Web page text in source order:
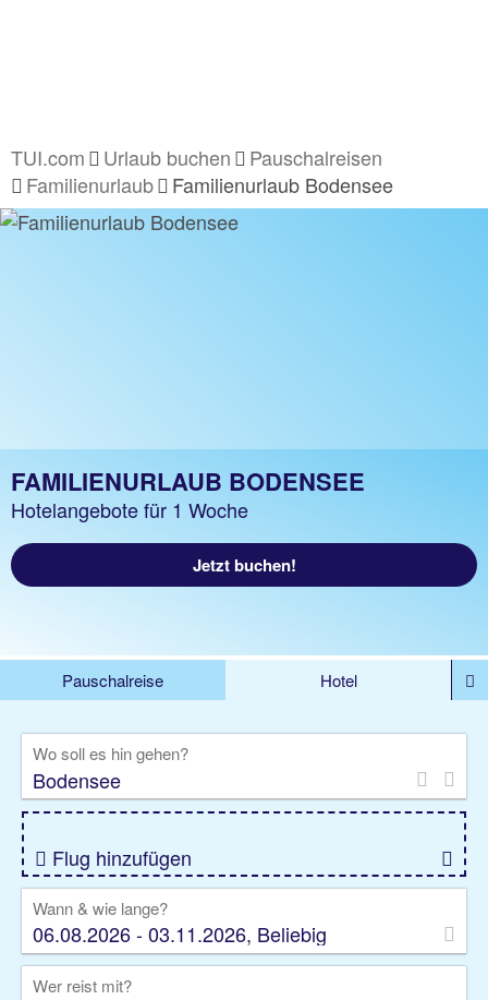
TUI.com Urlaub buchen
Pauschalreisen
Familienurlaub
Familienurlaub Bodensee
FAMILIENURLAUB BODENSEE
Hotelangebote für 1 Woche
Jetzt buchen!
Pauschalreise
Hotel
Kreuzfahrten
Rundreisen
Privattransfer
Zusatzleistungen
Wo soll es hin gehen?
Flug hinzufügen
Wann & wie lange?
06.08.2026 - 03.11.2026, Beliebig
Wer reist mit?